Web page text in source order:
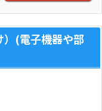
）(電子機器や部